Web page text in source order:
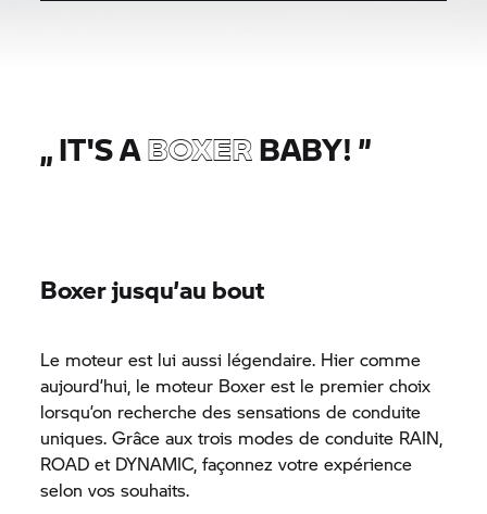
„IT'S ABOXERBABY!”
Boxer jusqu’au bout
Le moteur est lui aussi légendaire. Hier comme
aujourd’hui, le moteur Boxer est le premier choix
lorsqu’on recherche des sensations de conduite
uniques. Grâce aux trois modes de conduite RAIN,
ROAD et DYNAMIC, façonnez votre expérience
selon vos souhaits.